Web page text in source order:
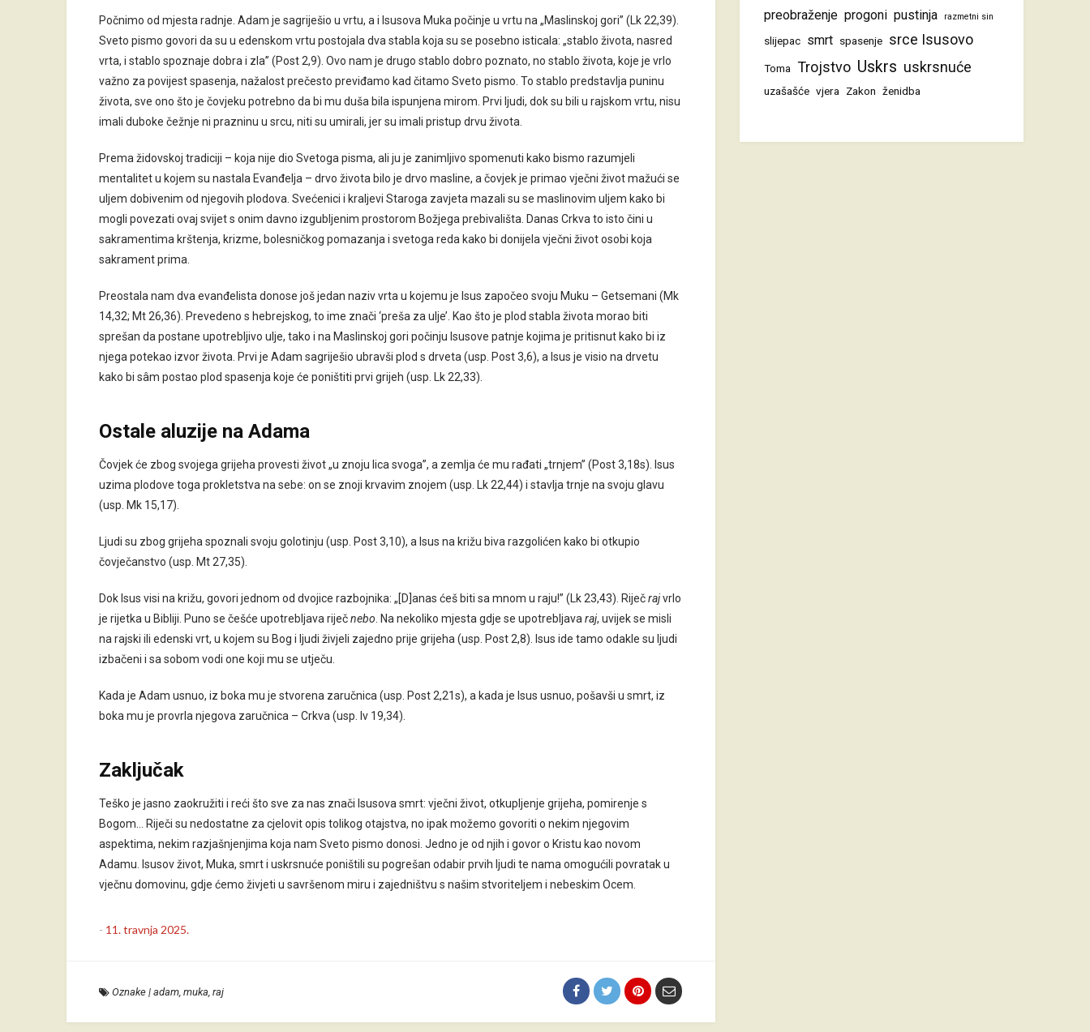
Počnimo od mjesta radnje. Adam je sagriješio u vrtu, a i Isusova Muka počinje u vrtu na „Maslinskoj gori” (Lk 22,39).
Sveto pismo govori da su u edenskom vrtu postojala dva stabla koja su se posebno isticala: „stablo života, nasred
vrta, i stablo spoznaje dobra i zla” (Post 2,9). Ovo nam je drugo stablo dobro poznato, no stablo života, koje je vrlo
važno za povijest spasenja, nažalost prečesto previđamo kad čitamo Sveto pismo. To stablo predstavlja puninu
života, sve ono što je čovjeku potrebno da bi mu duša bila ispunjena mirom. Prvi ljudi, dok su bili u rajskom vrtu, nisu
imali duboke čežnje ni prazninu u srcu, niti su umirali, jer su imali pristup drvu života.
Prema židovskoj tradiciji – koja nije dio Svetoga pisma, ali ju je zanimljivo spomenuti kako bismo razumjeli
mentalitet u kojem su nastala Evanđelja – drvo života bilo je drvo masline, a čovjek je primao vječni život mažući se
uljem dobivenim od njegovih plodova. Svećenici i kraljevi Staroga zavjeta mazali su se maslinovim uljem kako bi
mogli povezati ovaj svijet s onim davno izgubljenim prostorom Božjega prebivališta. Danas Crkva to isto čini u
sakramentima krštenja, krizme, bolesničkog pomazanja i svetoga reda kako bi donijela vječni život osobi koja
sakrament prima.
Preostala nam dva evanđelista donose još jedan naziv vrta u kojemu je Isus započeo svoju Muku – Getsemani (Mk
14,32; Mt 26,36). Prevedeno s hebrejskog, to ime znači ‘preša za ulje’. Kao što je plod stabla života morao biti
sprešan da postane upotrebljivo ulje, tako i na Maslinskoj gori počinju Isusove patnje kojima je pritisnut kako bi iz
njega potekao izvor života. Prvi je Adam sagriješio ubravši plod s drveta (usp. Post 3,6), a Isus je visio na drvetu
kako bi sâm postao plod spasenja koje će poništiti prvi grijeh (usp. Lk 22,33).
Ostale aluzije na Adama
Čovjek će zbog svojega grijeha provesti život „u znoju lica svoga”, a zemlja će mu rađati „trnjem” (Post 3,18s). Isus
uzima plodove toga prokletstva na sebe: on se znoji krvavim znojem (usp. Lk 22,44) i stavlja trnje na svoju glavu
(usp. Mk 15,17).
Ljudi su zbog grijeha spoznali svoju golotinju (usp. Post 3,10), a Isus na križu biva razgolićen kako bi otkupio
čovječanstvo (usp. Mt 27,35).
Dok Isus visi na križu, govori jednom od dvojice razbojnika: „[D]anas ćeš biti sa mnom u raju!” (Lk 23,43). Riječrajvrlo
je rijetka u Bibliji. Puno se češće upotrebljava riječnebo . Na nekoliko mjesta gdje se upotrebljava raj, uvijek se misli
na rajski ili edenski vrt, u kojem su Bog i ljudi živjeli zajedno prije grijeha (usp. Post 2,8). Isus ide tamo odakle su ljudi
izbačeni i sa sobom vodi one koji mu se utječu.
Kada je Adam usnuo, iz boka mu je stvorena zaručnica (usp. Post 2,21s), a kada je Isus usnuo, pošavši u smrt, iz
boka mu je provrla njegova zaručnica – Crkva (usp. Iv 19,34).
Zaključak
Teško je jasno zaokružiti i reći što sve za nas znači Isusova smrt: vječni život, otkupljenje grijeha, pomirenje s
Bogom… Riječi su nedostatne za cjelovit opis tolikog otajstva, no ipak možemo govoriti o nekim njegovim
aspektima, nekim razjašnjenjima koja nam Sveto pismo donosi. Jedno je od njih i govor o Kristu kao novom
Adamu. Isusov život, Muka, smrt i uskrsnuće poništili su pogrešan odabir prvih ljudi te nama omogućili povratak u
vječnu domovinu, gdje ćemo živjeti u savršenom miru i zajedništvu s našim stvoriteljem i nebeskim Ocem.
- 11. travnja 2025.
Oznake | adam, muka, raj
preobraženje progoni pustinja razmetni sin
slijepac smrt spasenje srce Isusovo
Toma Trojstvo Uskrs uskrsnuće
uzašašće vjera Zakon ženidba